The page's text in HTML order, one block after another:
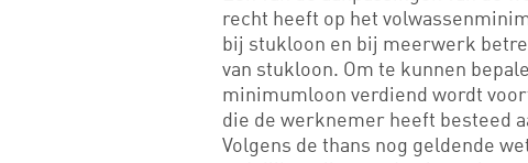
recht heeft op het
bij stukloon en bij meerwerk
van stukloon. Om te kunnen
minimumloon verdiend wordt
die de werknemer heeft besteed
Volgens de thans nog geldende